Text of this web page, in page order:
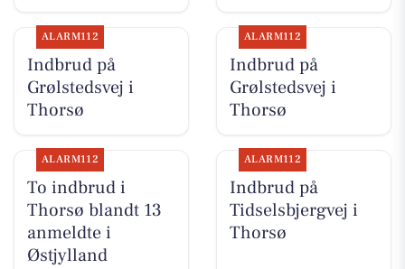
ALARM112
Indbrud på
Grølstedsvej i
Thorsø
ALARM112
Indbrud på
Grølstedsvej i
Thorsø
ALARM112
To indbrud i
Thorsø blandt 13
anmeldte i
Østjylland
ALARM112
Indbrud på
Tidselsbjergvej i
Thorsø